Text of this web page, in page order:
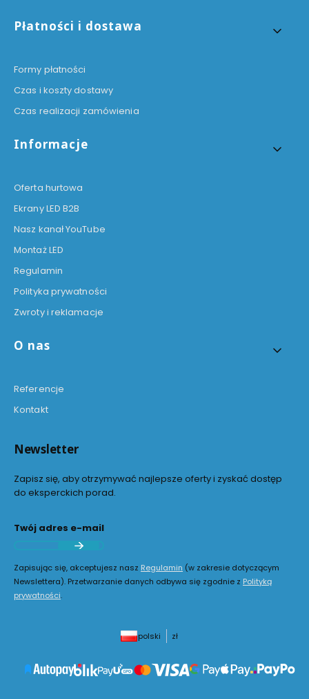
Płatności i dostawa
Formy płatności
Czas i koszty dostawy
Czas realizacji zamówienia
Informacje
Oferta hurtowa
Ekrany LED B2B
Nasz kanał YouTube
Montaż LED
Regulamin
Polityka prywatności
Zwroty i reklamacje
O nas
Referencje
Kontakt
Newsletter
Zapisz się, aby otrzymywać najlepsze oferty i zyskać dostęp
do eksperckich porad.
Twój adres e-mail
Zapisując się, akceptujesz nasz Regulamin (w zakresie dotyczącym
Newslettera). Przetwarzanie danych odbywa się zgodnie z Polityką
prywatności.
polski zł